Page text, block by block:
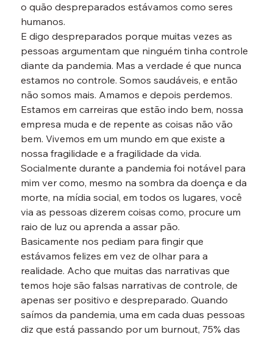
o quão despreparados estávamos como seres
humanos.
E digo despreparados porque muitas vezes as
pessoas argumentam que ninguém tinha controle
diante da pandemia. Mas a verdade é que nunca
estamos no controle. Somos saudáveis, e então
não somos mais. Amamos e depois perdemos.
Estamos em carreiras que estão indo bem, nossa
empresa muda e de repente as coisas não vão
bem. Vivemos em um mundo em que existe a
nossa fragilidade e a fragilidade da vida.
Socialmente durante a pandemia foi notável para
mim ver como, mesmo na sombra da doença e da
morte, na mídia social, em todos os lugares, você
via as pessoas dizerem coisas como, procure um
raio de luz ou aprenda a assar pão.
Basicamente nos pediam para fingir que
estávamos felizes em vez de olhar para a
realidade. Acho que muitas das narrativas que
temos hoje são falsas narrativas de controle, de
apenas ser positivo e despreparado. Quando
saímos da pandemia, uma em cada duas pessoas
diz que está passando por um burnout, 75% das